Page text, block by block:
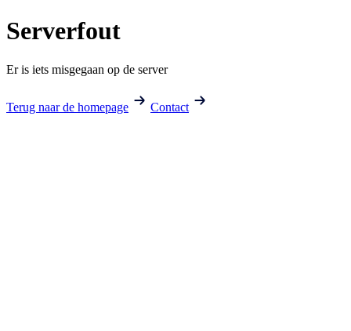
Serverfout
Er is iets misgegaan op de server
Terug naar de homepage Contact